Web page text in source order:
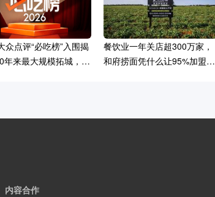
众点评“必吃榜”入围揭
年来最大规模拓城，境
餐饮业一年关店超300万家，
和府捞面凭什么让95%加盟商
内容合作